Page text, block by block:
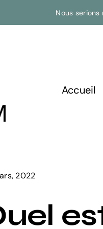
Nous
Accueil
2022